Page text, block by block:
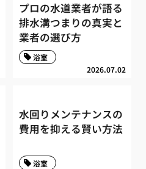
プロの水道業者が語る
排水溝つまりの真実と
業者の選び方
2026.07.02
浴室
水回りメンテナンスの
費用を抑える賢い方法
浴室